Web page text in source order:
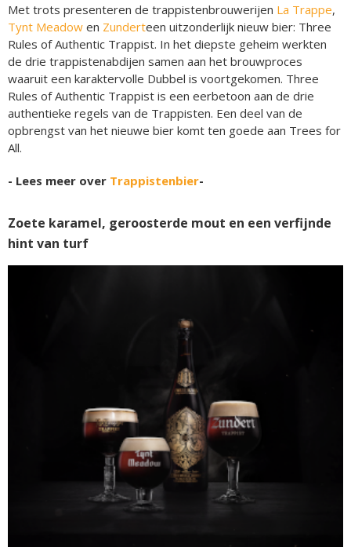
Met trots presenteren de trappistenbrouwerijen La Trappe,
Tynt Meadow en Zunderteen uitzonderlijk nieuw bier: Three
Rules of Authentic Trappist. In het diepste geheim werkten
de drie trappistenabdijen samen aan het brouwproces
waaruit een karaktervolle Dubbel is voortgekomen. Three
Rules of Authentic Trappist is een eerbetoon aan de drie
authentieke regels van de Trappisten. Een deel van de
opbrengst van het nieuwe bier komt ten goede aan Trees for
All.
- Lees meer over Trappistenbier-
Zoete karamel, geroosterde mout en een verfijnde
hint van turf